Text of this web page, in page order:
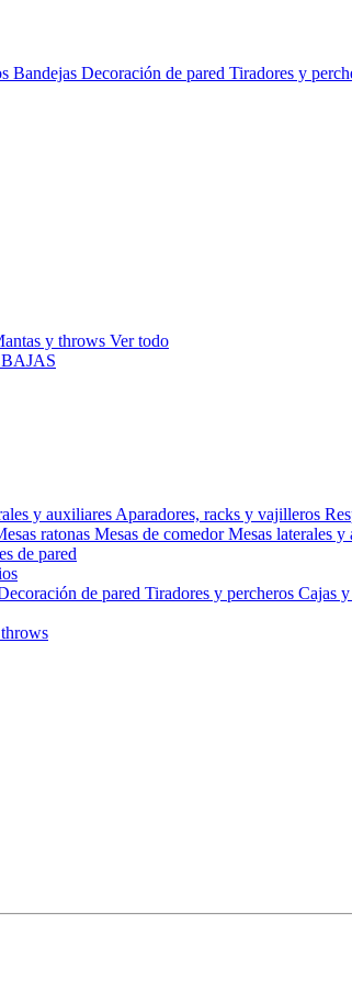
Bandejas Decoración de pared Tiradores y
y throws Ver todo
y auxiliares Aparadores, racks y vajilleros
ratonas Mesas de comedorMesas laterales y
de pared
de pared Tiradores y percheros Cajas